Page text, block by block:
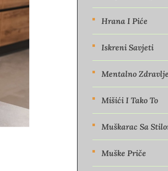
Hrana I Piće
Iskreni Savjeti
Mentalno Zdravlje
Mišići I Tako To
Muškarac Sa
Muške Priče